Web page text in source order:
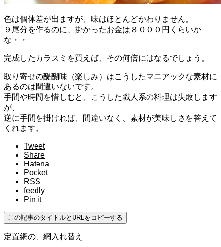
色は個体差が出ますが、味はほとんどかわりません。
９尾分を作るのに、掛かったお金は８０００円くらいか
な・・
完成したカラスミを買えば、その何倍にはなるでしょう。
取り寄せの醍醐味（楽しみ）はこうしたマニアックな素材に
あるのは間違いないです。
手間や時間を惜しむと、こうした職人系の料理は失敗します
が、
逆に手間を掛ければ、間違いなく、素材が美味しさを答えて
くれます。
Tweet
Share
Hatena
Pocket
RSS
feedly
Pin it
この記事のタイトルとURLをコピーする
定置網の、網入れ替え